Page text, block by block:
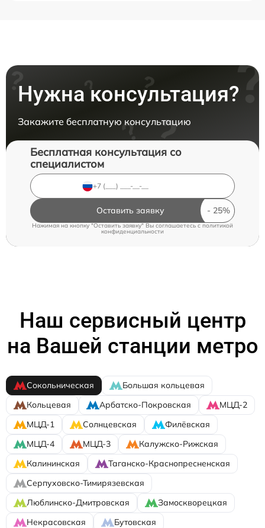
Нужна консультация?
Закажите бесплатную консультацию
Бесплатная консультация со
специалистом
Оставить заявку
Нажимая на кнопку "Оставить заявку" Вы соглашаетесь cполитикой
конфиденциальности
Наш сервисный центр
на Вашей станции метро
Сокольническая
Большая кольцевая
Кольцевая
Арбатско-Покровская
МЦД-2
МЦД-1
Солнцевская
Филёвская
МЦД-4
МЦД-3
Калужско-Рижская
Калининская
Таганско-Краснопресненская
Серпуховско-Тимирязевская
Люблинско-Дмитровская
Замоскворецкая
Некрасовская
Бутовская